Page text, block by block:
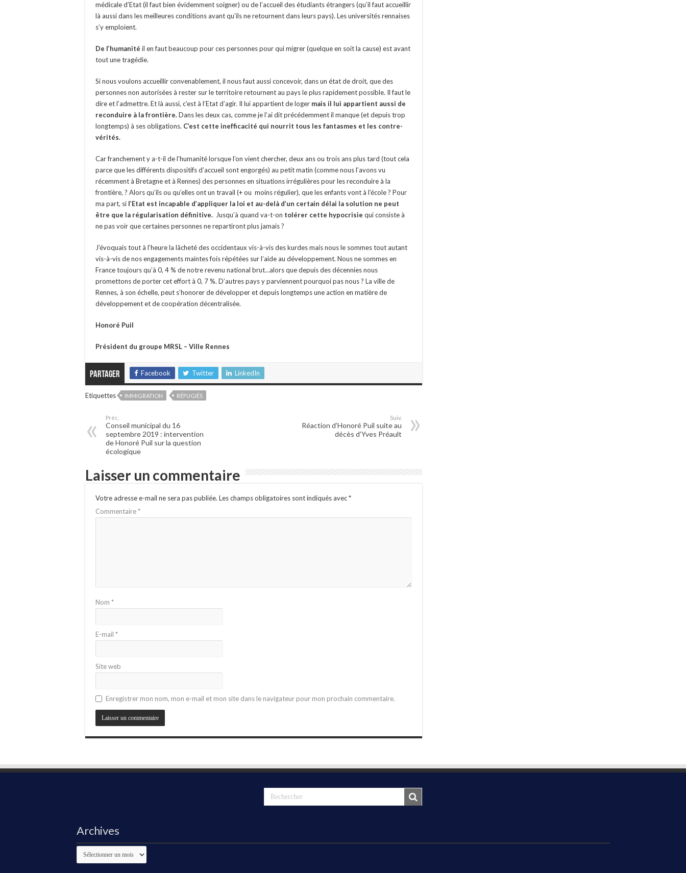
médicale d’Etat (il faut bien évidemment soigner) ou de l’accueil des étudiants étrangers (qu’il faut accueillir
là aussi dans les meilleures conditions avant qu’ils ne retournent dans leurs pays). Les universités rennaises
s’y emploient.
De l’humanité il en faut beaucoup pour ces personnes pour qui migrer (quelque en soit la cause) est avant
tout une tragédie.
Si nous voulons accueillir convenablement, il nous faut aussi concevoir, dans un état de droit, que des
personnes non autorisées à rester sur le territoire retournent au pays le plus rapidement possible. Il faut le
dire et l’admettre. Et là aussi, c’est à l’Etat d’agir. Il lui appartient de loger mais il lui appartient aussi de
reconduire à la frontière.Dans les deux cas, comme je l’ai dit précédemment il manque (et depuis trop
longtemps) à ses obligations. C’est cette inefficacité qui nourrit tous les fantasmes et les contre-
vérités.
Car franchement y a-t-il de l’humanité lorsque l’on vient chercher, deux ans ou trois ans plus tard (tout cela
parce que les différents dispositifs d’accueil sont engorgés) au petit matin (comme nous l’avons vu
récemment à Bretagne et à Rennes) des personnes en situations irrégulières pour les reconduire à la
frontière, ? Alors qu’ils ou qu’elles ont un travail (+ ou moins régulier), que les enfants vont à l’école ? Pour
ma part, si l’Etat est incapable d’appliquer la loi et au-delà d’un certain délai la solution ne peut
être que la régularisation définitive. Jusqu’à quand va-t-on tolérer cette hypocrisie qui consiste à
ne pas voir que certaines personnes ne repartiront plus jamais ?
J’évoquais tout à l’heure la lâcheté des occidentaux vis-à-vis des kurdes mais nous le sommes tout autant
vis-à-vis de nos engagements maintes fois répétées sur l’aide au développement. Nous ne sommes en
France toujours qu’à 0, 4 % de notre revenu national brut…alors que depuis des décennies nous
promettons de porter cet effort à 0, 7 %. D’autres pays y parviennent pourquoi pas nous ? La ville de
Rennes, à son échelle, peut s’honorer de développer et depuis longtemps une action en matière de
développement et de coopération décentralisée.
Honoré Puil
Président du groupe MRSL – Ville Rennes
Partager Facebook Twitter LinkedIn
Etiquettes IMMIGRATION RÉFUGIÉS
Préc.
Conseil municipal du 16
septembre 2019 : intervention
de Honoré Puil sur la question
écologique
Suiv.
Réaction d’Honoré Puil suite au
décès d’Yves Préault
Laisser un commentaire
Votre adresse e-mail ne sera pas publiée. Les champs obligatoires sont indiqués avec*
Commentaire*
Nom *
E-mail *
Site web
Enregistrer mon nom, mon e-mail et mon site dans le navigateur pour mon prochain commentaire.
Archives
Archives